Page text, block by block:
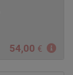
54,00 €